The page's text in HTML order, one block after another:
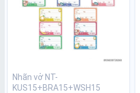
Nhãn vở NT-
KUS15+BRA15+WSH15